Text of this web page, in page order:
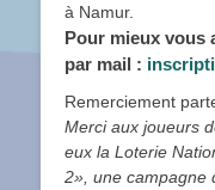
à Namur.
Pour mieux vous
par mail :
Remerciement
Merci aux joueurs
eux la Loterie
2», une campagne